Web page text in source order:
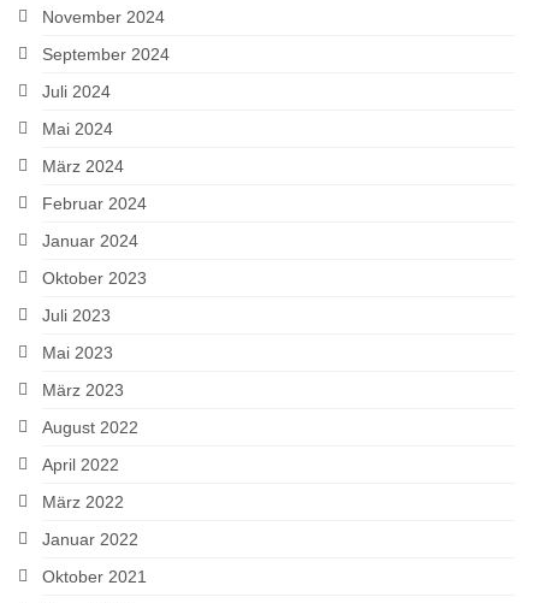
November 2024
September 2024
Juli 2024
Mai 2024
März 2024
Februar 2024
Januar 2024
Oktober 2023
Juli 2023
Mai 2023
März 2023
August 2022
April 2022
März 2022
Januar 2022
Oktober 2021